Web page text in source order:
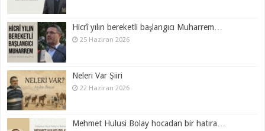
Hicrî yılın bereketli başlangıcı Muharrem…
25 Haziran 2026
Neleri Var Şiiri
22 Haziran 2026
Mehmet Hulusi Bolay hocadan bir hatıra…